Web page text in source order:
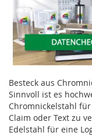
Besteck aus
Sinnvoll ist es
Chromnickelstahl
Claim oder Text zu
Edelstahl für eine